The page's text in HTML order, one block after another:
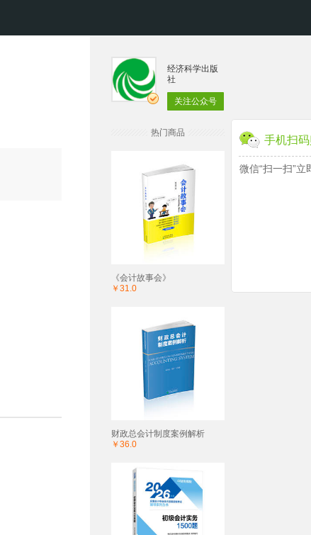
经济科学出版
社
关注公众号
热门商品
《会计故事会》
￥31.0
财政总会计制度案例解析
￥36.0
手机扫
微信“扫一扫”立